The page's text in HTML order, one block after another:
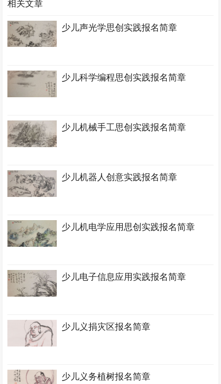
相关文章
少儿声光学思创实践报名简章
少儿科学编程思创实践报名简章
少儿机械手工思创实践报名简章
少儿机器人创意实践报名简章
少儿机电学应用思创实践报名简章
少儿电子信息应用实践报名简章
少儿义捐灾区报名简章
少儿义务植树报名简章